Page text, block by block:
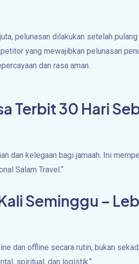
pelunasan dilakukan setelah pulang
yang mewajibkan pelunasan
dan rasa aman.
Terbit 30 Hari
dan kelegaan bagi jamaah. Ini
Salam Travel.“
Seminggu –
dan offline secara rutin, bukan
spiritual, dan logistik.“